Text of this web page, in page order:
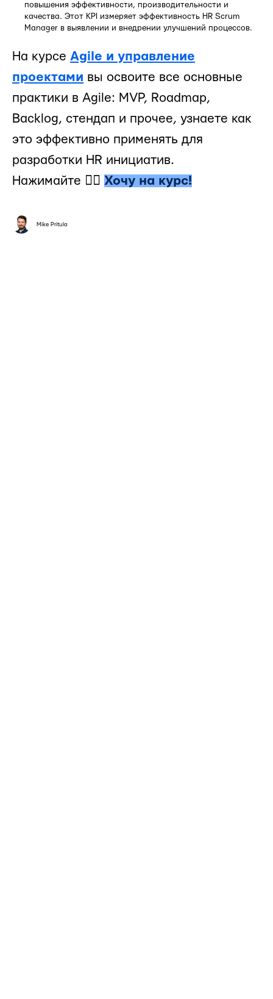
повышения эффективности, производительности и
качества. Этот KPI измеряет эффективность HR Scrum
Manager в выявлении и внедрении улучшений процессов.
На курсе Agile и управление
проектами вы освоите все основные
практики в Agile: MVP, Roadmap,
Backlog, стендап и прочее, узнаете как
это эффективно применять для
разработки HR инициатив.
Нажимайте 👉🏻 Хочу на курс!
Mike Pritula